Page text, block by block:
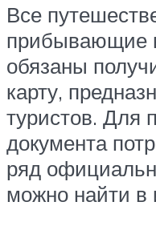
Все
прибывающие
обязаны
карту,
туристов. Для
документа
ряд
можно найти в